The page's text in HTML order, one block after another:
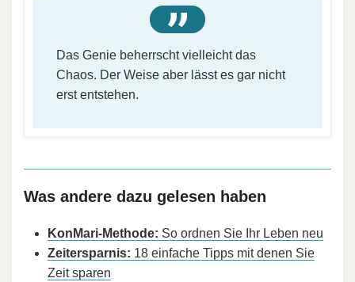
Das Genie beherrscht vielleicht das
Chaos. Der Weise aber lässt es gar nicht
erst entstehen.
Was andere dazu gelesen haben
KonMari-Methode: So ordnen Sie Ihr Leben neu
Zeitersparnis: 18 einfache Tipps mit denen Sie
Zeit sparen